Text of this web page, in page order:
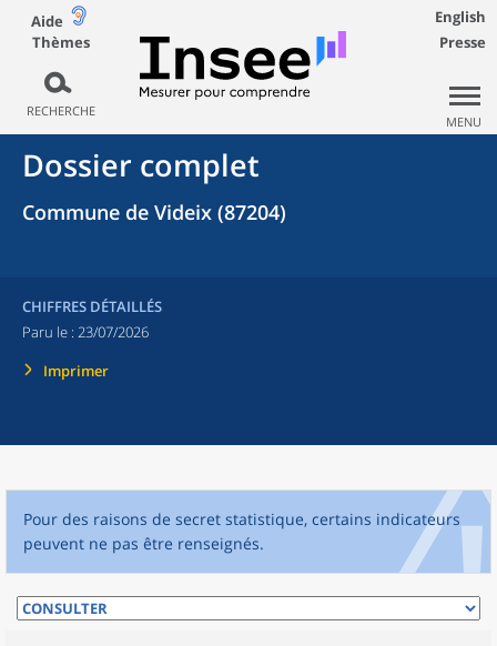
Aide
Thèmes
RECHERCHE
English
Presse
MENU
Dossier complet
Commune de Videix (87204)
CHIFFRES DÉTAILLÉS
Paru le : 23/07/2026
Imprimer
Pour des raisons de secret statistique, certains indicateurs
peuvent ne pas être renseignés.